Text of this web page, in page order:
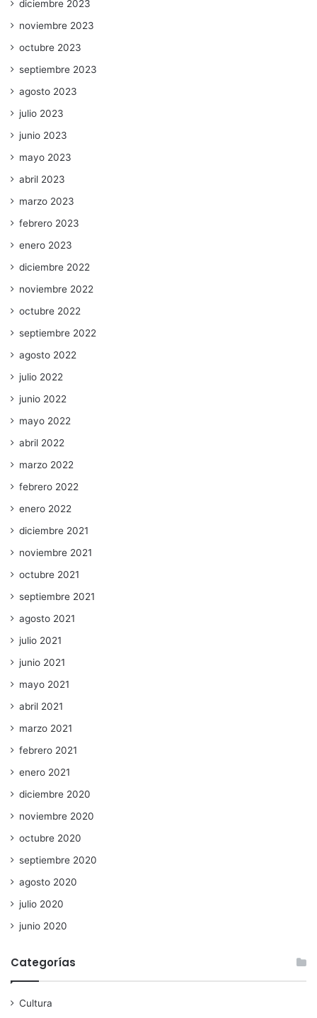
diciembre 2023
noviembre 2023
octubre 2023
septiembre 2023
agosto 2023
julio 2023
junio 2023
mayo 2023
abril 2023
marzo 2023
febrero 2023
enero 2023
diciembre 2022
noviembre 2022
octubre 2022
septiembre 2022
agosto 2022
julio 2022
junio 2022
mayo 2022
abril 2022
marzo 2022
febrero 2022
enero 2022
diciembre 2021
noviembre 2021
octubre 2021
septiembre 2021
agosto 2021
julio 2021
junio 2021
mayo 2021
abril 2021
marzo 2021
febrero 2021
enero 2021
diciembre 2020
noviembre 2020
octubre 2020
septiembre 2020
agosto 2020
julio 2020
junio 2020
Categorías
Cultura